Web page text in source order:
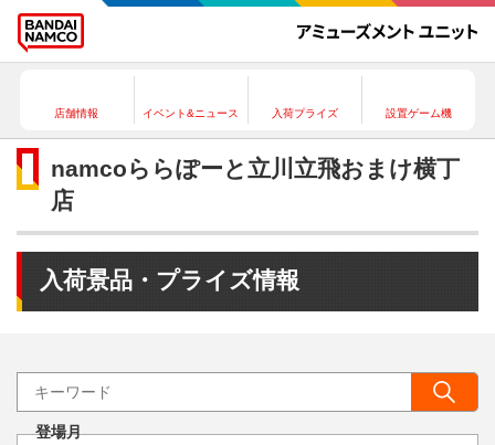
店舗情報 イベント&ニュース 入荷プライズ 設置ゲーム機
namcoららぽーと立川立飛おまけ横丁
店
入荷景品・プライズ情報
登場月